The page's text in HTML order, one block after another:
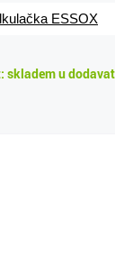
ESSOX
skladem u